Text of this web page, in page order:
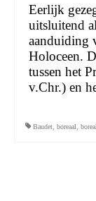
Eerlijk
uitsluitend
aanduiding
Holoceen.
tussen het
v.Chr.) en
Baudet boreaal